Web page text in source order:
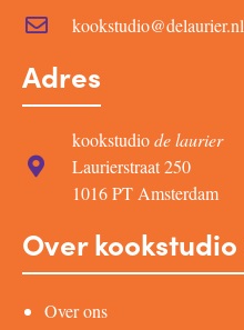
kookstudio@delaurier.nl
Adres
kookstudiode laurier
Laurierstraat 250
1016 PT Amsterdam
Over kookstudio
Over ons